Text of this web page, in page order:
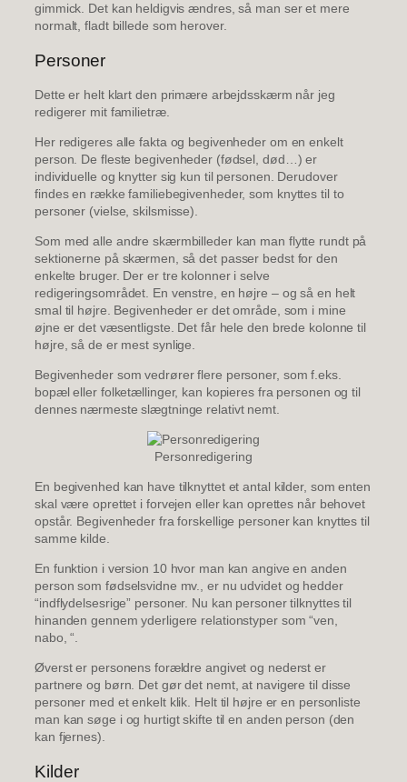
gimmick. Det kan heldigvis ændres, så man ser et mere
normalt, fladt billede som herover.
Personer
Dette er helt klart den primære arbejdsskærm når jeg
redigerer mit familietræ.
Her redigeres alle fakta og begivenheder om en enkelt
person. De fleste begivenheder (fødsel, død…) er
individuelle og knytter sig kun til personen. Derudover
findes en række familiebegivenheder, som knyttes til to
personer (vielse, skilsmisse).
Som med alle andre skærmbilleder kan man flytte rundt på
sektionerne på skærmen, så det passer bedst for den
enkelte bruger. Der er tre kolonner i selve
redigeringsområdet. En venstre, en højre – og så en helt
smal til højre. Begivenheder er det område, som i mine
øjne er det væsentligste. Det får hele den brede kolonne til
højre, så de er mest synlige.
Begivenheder som vedrører flere personer, som f.eks.
bopæl eller folketællinger, kan kopieres fra personen og til
dennes nærmeste slægtninge relativt nemt.
Personredigering
En begivenhed kan have tilknyttet et antal kilder, som enten
skal være oprettet i forvejen eller kan oprettes når behovet
opstår. Begivenheder fra forskellige personer kan knyttes til
samme kilde.
En funktion i version 10 hvor man kan angive en anden
person som fødselsvidne mv., er nu udvidet og hedder
“indflydelsesrige” personer. Nu kan personer tilknyttes til
hinanden gennem yderligere relationstyper som “ven,
nabo, “.
Øverst er personens forældre angivet og nederst er
partnere og børn. Det gør det nemt, at navigere til disse
personer med et enkelt klik. Helt til højre er en personliste
man kan søge i og hurtigt skifte til en anden person (den
kan fjernes).
Kilder